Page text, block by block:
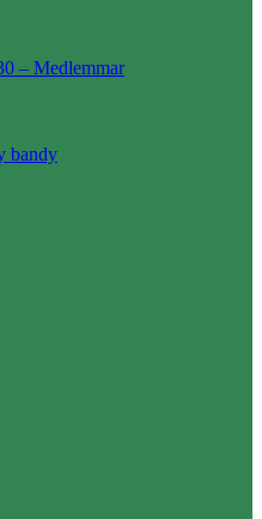
– Medlemmar
bandy